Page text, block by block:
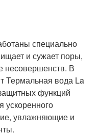
специально
и сужает поры,
несовершенств. В
Термальная вода La
функций
ускоренного
увлажняющие и